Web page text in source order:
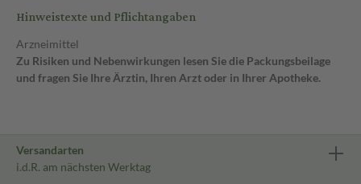
Hinweistexte und Pflichtangaben
Arzneimittel
Zu Risiken und Nebenwirkungen lesen Sie die Packungsbeilage
und fragen Sie Ihre Ärztin, Ihren Arzt oder in Ihrer Apotheke.
Versandarten
i.d.R. am nächsten Werktag